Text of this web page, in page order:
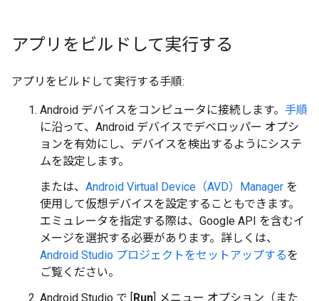
アプリをビルドして実行する
アプリをビルドして実行する手順:
Android デバイスをコンピュータに接続します。 手順
に沿って、Android デバイスでデベロッパー オプシ
ョンを有効にし、デバイスを検出するようにシステ
ムを設定します。
または、 Android Virtual Device（AVD）Manager を
使用して仮想デバイスを設定することもできます。
エミュレータを指定する際は、Google API を含むイ
メージを選択する必要があります。詳しくは、
Android Studio プロジェクトをセットアップするを
ご覧ください。
Android Studio で [
Run ] メニュー オプション（また